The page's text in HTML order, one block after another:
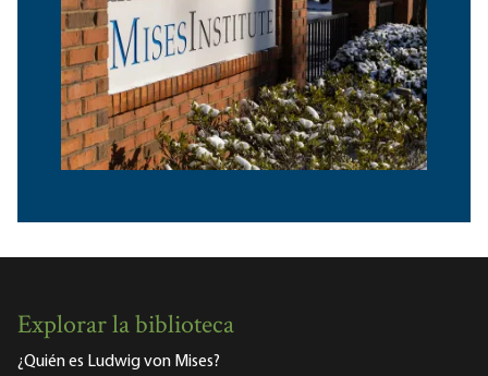
Explorar la biblioteca
¿Quién es Ludwig von Mises?